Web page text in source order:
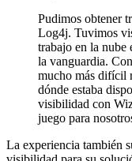
Pudimos obtener
Log4j. Tuvimos
trabajo en la nube
la vanguardia.
mucho más difícil
dónde estaba
visibilidad con
juego para
La experiencia también